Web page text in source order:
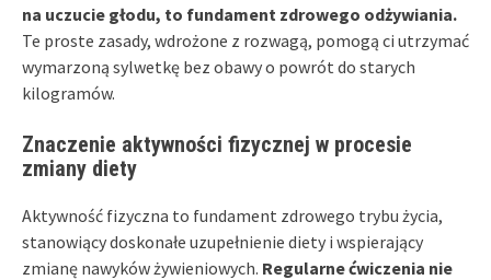
na uczucie głodu, to fundament zdrowego odżywiania.
Te proste zasady, wdrożone z rozwagą, pomogą ci utrzymać
wymarzoną sylwetkę bez obawy o powrót do starych
kilogramów.
Znaczenie aktywności fizycznej w procesie
zmiany diety
Aktywność fizyczna to fundament zdrowego trybu życia,
stanowiący doskonałe uzupełnienie diety i wspierający
zmianę nawyków żywieniowych. Regularne ćwiczenia nie